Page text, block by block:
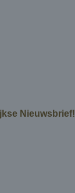
Nieuwsbrief!